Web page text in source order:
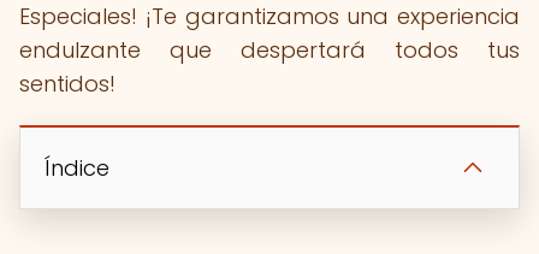
Especiales! ¡Te garantizamos una experiencia
endulzante que despertará todos tus
sentidos!
Índice